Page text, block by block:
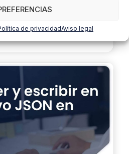
de privacidadAviso legal
un sencillo Script de Python
seguir. ¡No te lo pierdas!